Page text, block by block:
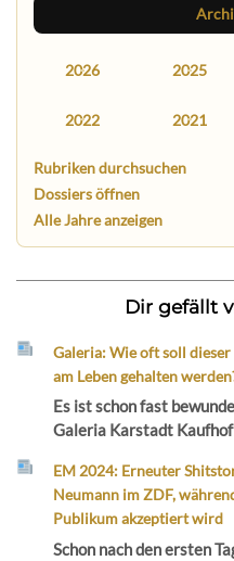
2026 2025
2022 2021
Rubriken durchsuchen
Dossiers öffnen
Alle Jahre anzeigen
Dir gefällt
Galeria: Wie oft soll
am Leben gehalten
Es ist schon fast
Galeria Karstadt
EM 2024: Erneuter
Neumann im ZDF,
Publikum akzeptiert wird
Schon nach den ersten